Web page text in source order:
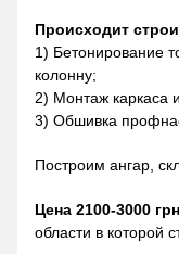
Происходит
1) Бетонирование
колонну;
2) Монтаж каркаса
3) Обшивка
Построим ангар,
Цена 2100-3000
области в которой